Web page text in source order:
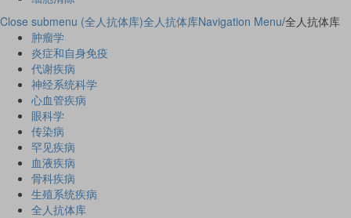
Close submenu (全人抗体库)全人抗体库Navigation Menu/全人抗体库
肿瘤学
炎症和自身免疫
代谢疾病
神经系统科学
心血管疾病
眼科学
传染病
罕见疾病
血液疾病
骨科疾病
生殖系统疾病
全人抗体库